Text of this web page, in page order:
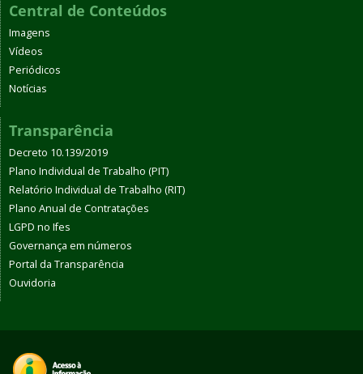
Central de Conteúdos
Imagens
Vídeos
Periódicos
Notícias
Transparência
Decreto 10.139/2019
Plano Individual de Trabalho (PIT)
Relatório Individual de Trabalho (RIT)
Plano Anual de Contratações
LGPD no Ifes
Governança em números
Portal da Transparência
Ouvidoria